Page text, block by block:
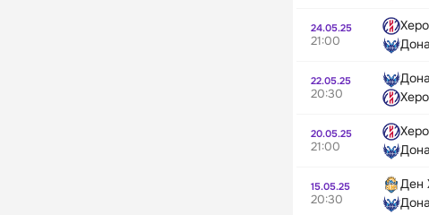
24.05.25
21:00
22.05.25
20:30
20.05.25
21:00
15.05.25
20:30
Ден